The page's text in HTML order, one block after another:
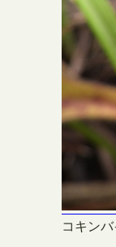
コキン